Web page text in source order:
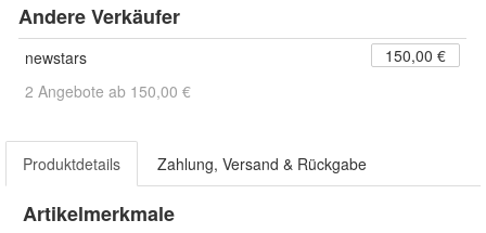
Andere Verkäufer
newstars
150,00 €
2 Angebote ab 150,00 €
Produktdetails Zahlung, Versand & Rückgabe
Artikelmerkmale